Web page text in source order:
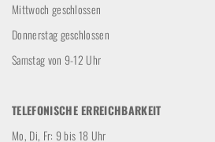
Mittwoch geschlossen
Donnerstag geschlossen
Samstag von 9-12 Uhr
TELEFONISCHE ERREICHBARKEIT
Mo, Di, Fr: 9 bis 18 Uhr